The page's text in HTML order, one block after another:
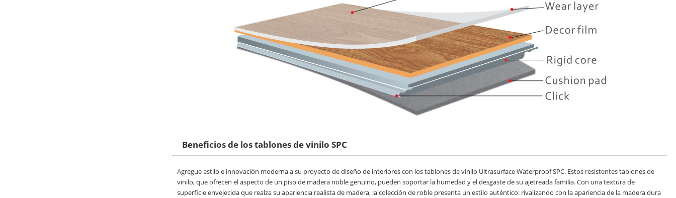
Beneficios de los tablones de vinilo SPC
Agregue estilo e innovación moderna a su proyecto de diseño de interiores con los tablones de vinilo Ultrasurface Waterproof SPC. Estos resistentes tablones de
vinilo, que ofrecen el aspecto de un piso de madera noble genuino, pueden soportar la humedad y el desgaste de su ajetreada familia. Con una textura de
superficie envejecida que realza su apariencia realista de madera, la colección de roble presenta un estilo auténtico: rivalizando con la apariencia de la madera dura